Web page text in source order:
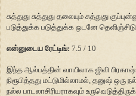
சுத்துது சுத்துது தலையும் சுத்துது
படுத்துக்க படுத்துக்க ஒடனே
என்னுடைய ரேட்டிங்: 7.5 / 10
இந்த ஆல்பத்தின் வாயிலாக ஜிவி
நிரூபித்தது மட்டுமில்லாமல், தனுஷ்
நல்ல பாடலாசிரியராகவும்